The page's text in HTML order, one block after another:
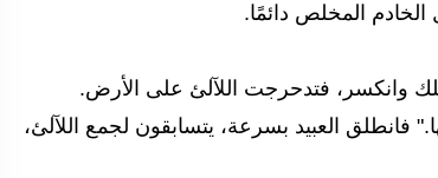
المخلص دائمًا.
وانكسر، فتدحرجت اللآلئ على الأرض.
فانطلق العبيد بسرعة، يتسابقون لجمع اللآلئ،